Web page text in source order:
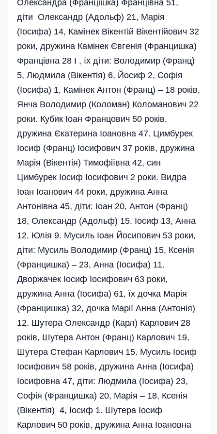
Олександра (Францішка) Францівна 51,
діти Олександр (Адольф) 21, Марія
(Іосифа) 14, Камінек Вікентій Вікентійович 32
роки, дружина Камінек Євгенія (Францишка)
Францівна 28 І , їх діти: Володимир (Франц)
5, Людмила (Вікентія) 6, Йосиф 2, Софія
(Іосифа) 1, Камінек Антон (Франц) – 18 років,
Янча Володимир (Коломан) Коломанович 22
роки. Кубик Іоан Францович 50 років,
дружина Єкатерина Іоановна 47. Цимбурек
Іосиф (Франц) Іосифович 37 років, дружина
Марія (Вікентія) Тимофіївна 42, син
Цимбурек Іосиф Іосифович 2 роки. Видра
Іоан Іоанович 44 роки, дружина Анна
Антонівна 45, діти: Іоан 20, Антон (Франц)
18, Олександр (Адольф) 15, Іосиф 13, Анна
12, Юлія 9. Мусиль Іоан Йосипович 53 роки,
діти: Мусиль Володимир (Франц) 15, Ксенія
(Францишка) – 23, Анна (Іосифа) 11.
Дворжачек Іосиф Іосифович 63 роки,
дружина Анна (Іосифа) 61, їх дочка Марія
(Францишка) 32, дочка Марії Анна (Антонія)
12. Шутера Олександр (Карл) Карлович 28
років, Шутера Антон (Франц) Карлович 19,
Шутера Стефан Карлович 15. Мусиль Іосиф
Іосифович 58 років, дружина Анна (Іосифа)
Іосифовна 47, діти: Людмила (Іосифа) 23,
Софія (Францишка) 20, Марія – 18, Ксенія
(Вікентія) 4, Іосиф 1. Шутера Іосиф
Карлович 50 років, дружина Анна Іоановна